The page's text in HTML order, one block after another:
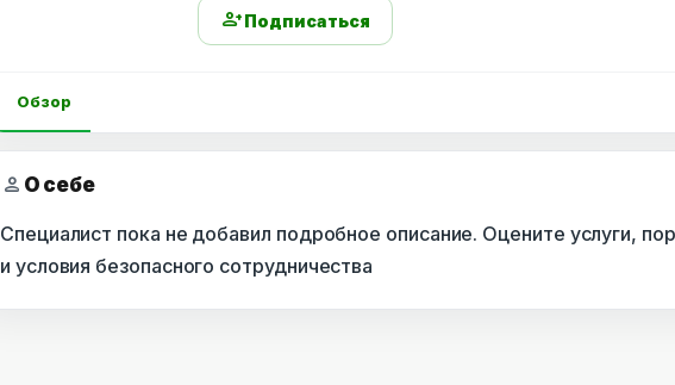
person_addПодписаться
Обзор
person О себе
Специалист пока не добавил подробное описание. Оцените услуги,
и условия безопасного сотрудничества